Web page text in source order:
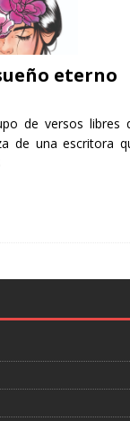
eterno
de versos libres
de una escritora